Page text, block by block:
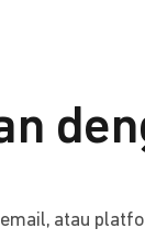
atau